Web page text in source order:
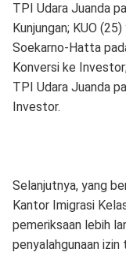
TPI Udara Juanda
Kunjungan; KUO
Soekarno-Hatta
Konversi ke
TPI Udara Juanda
Investor.
Selanjutnya, yang
Kantor Imigrasi
pemeriksaan lebih
penyalahgunaan izin